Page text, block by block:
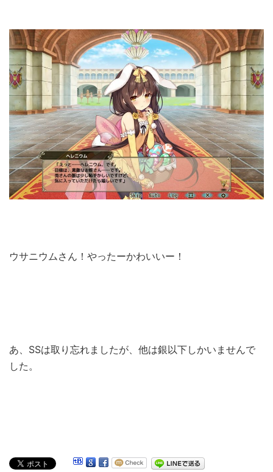
ウサニウムさん！やったーかわいいー！
あ、SSは取り忘れましたが、他は銀以下しかいませんで
した。